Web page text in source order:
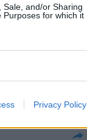
Sale, and/or Sharing
Purposes for which it
Privacy Policy